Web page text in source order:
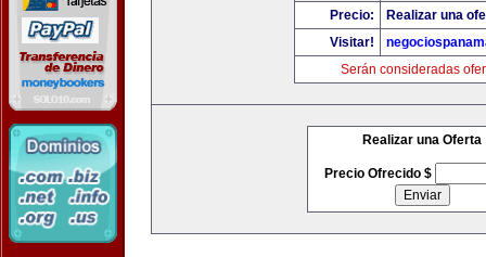
Precio:
Realizar una
Visitar!
Serán consideradas
Realizar una Oferta
Precio Ofrecido $